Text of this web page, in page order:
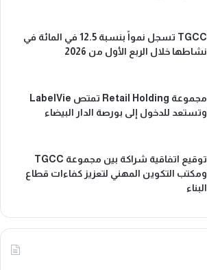
TGCC تسجل نمواً بنسبة 12.5 في المائة في
نشاطها خلال الربع الأول من 2026
مجموعة Retail Holding تمتص LabelVie
وتستعد للدخول إلى بورصة الدار البيضاء
توقيع اتفاقية شراكة بين مجموعة TGCC
ومكتب التكوين المهني لتعزيز كفاءات قطاع
البناء